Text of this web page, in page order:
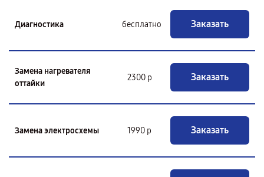
Диагностика бесплатно Заказать
Замена нагревателя
оттайки
2300 р Заказать
Замена электросхемы 1990 р Заказать